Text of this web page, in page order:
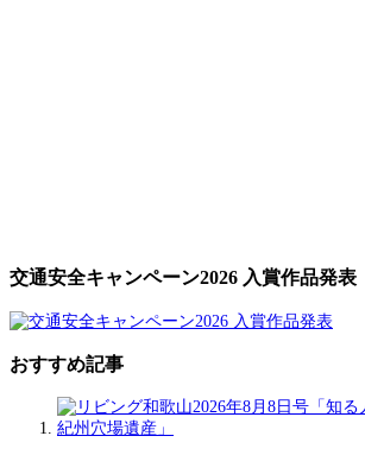
交通安全キャンペーン2026 入賞作品発表
おすすめ記事